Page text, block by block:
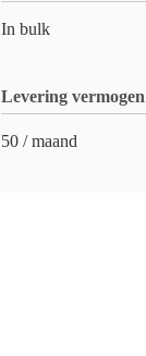
In bulk
Levering vermogen
50 / maand